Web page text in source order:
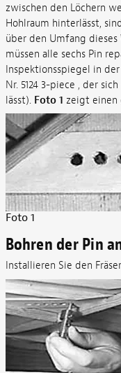
zwischen den Löchern
Hohlraum hinterlässt,
über den Umfang dieses
müssen alle sechs Pin
Inspektionsspiegel in
Nr. 5124 3-piece , der
lässt). Foto 1 zeigt einen
Foto 1
Bohren der Pin
Installieren Sie den